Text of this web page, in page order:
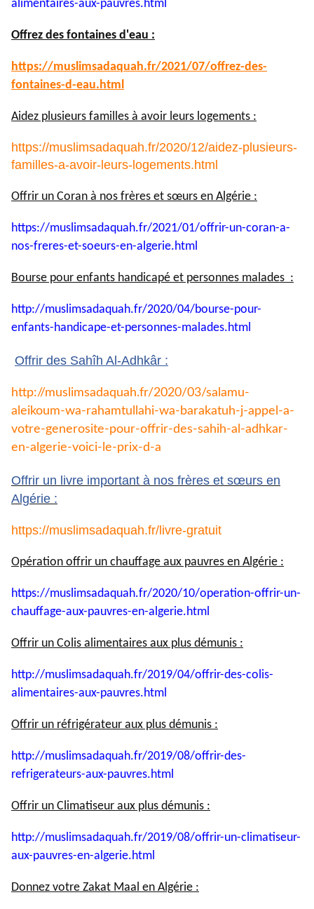
alimentaires-aux-pauvres.html
Offrez des fontaines d'eau :
https://muslimsadaquah.fr/2021/07/offrez-des-
fontaines-d-eau.html
Aidez plusieurs familles à avoir leurs logements :
https://muslimsadaquah.fr/2020/12/aidez-plusieurs-
familles-a-avoir-leurs-logements.html
Offrir un Coran à nos frères et sœurs en Algérie :
https://muslimsadaquah.fr/2021/01/offrir-un-coran-a-
nos-freres-et-soeurs-en-algerie.html
Bourse pour enfants handicapé et personnes malades :
http://muslimsadaquah.fr/2020/04/bourse-pour-
enfants-handicape-et-personnes-malades.html
Offrir des Sahîh Al-Adhkâr :
http://muslimsadaquah.fr/2020/03/salamu-
aleikoum-wa-rahamtullahi-wa-barakatuh-j-appel-a-
votre-generosite-pour-offrir-des-sahih-al-adhkar-
en-algerie-voici-le-prix-d-a
Offrir un livre important à nos frères et sœurs en
Algérie :
https://muslimsadaquah.fr/ livre-gratuit
Opération offrir un chauffage aux pauvres en Algérie :
https://muslimsadaquah.fr/2020/10/operation-offrir-un-
chauffage-aux-pauvres-en-algerie.html
Offrir un Colis alimentaires aux plus démunis :
http://muslimsadaquah.fr/2019/04/offrir-des-colis-
alimentaires-aux-pauvres.html
Offrir un réfrigérateur aux plus démunis :
http://muslimsadaquah.fr/2019/08/offrir-des-
refrigerateurs-aux-pauvres.html
Offrir un Climatiseur aux plus démunis :
http://muslimsadaquah.fr/2019/08/offrir-un-climatiseur-
aux-pauvres-en-algerie.html
Donnez votre Zakat Maal en Algérie :